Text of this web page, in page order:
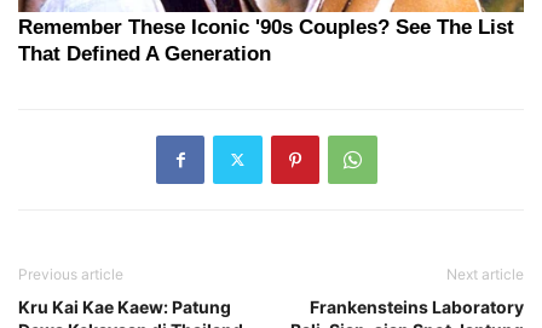
Previous article
Kru Kai Kae Kaew: Patung
Next article
Frankensteins Laboratory